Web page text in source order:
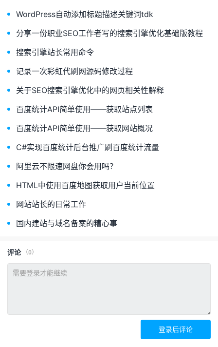
WordPress自动添加标题描述关键词tdk
分享一份职业SEO工作者写的搜索引擎优化基础版教程
搜索引擎站长常用命令
记录一次彩虹代刷网源码修改过程
关于SEO搜索引擎优化中的网页相关性解释
百度统计API简单使用——获取站点列表
百度统计API简单使用——获取网站概况
C#实现百度统计后台推广刷百度统计流量
阿里云不限速网盘你会用吗？
HTML中使用百度地图获取用户当前位置
网站站长的日常工作
国内建站与域名备案的糟心事
评论（0）
登录后评论